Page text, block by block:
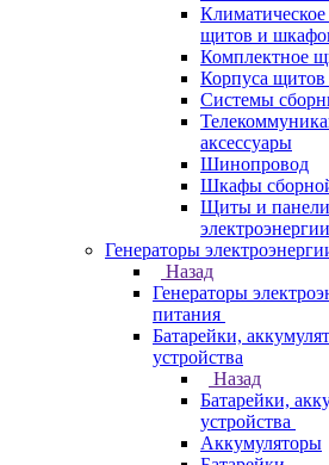
щитов и
Комплектное
Корпуса
Системы
аксессуары
Шинопровод
Шкафы
Щиты и панели
электроэнергии
Генераторы
Назад
Генераторы
питания
Батарейки,
устройства
Назад
Батарейки,
устройства
Аккумуляторы